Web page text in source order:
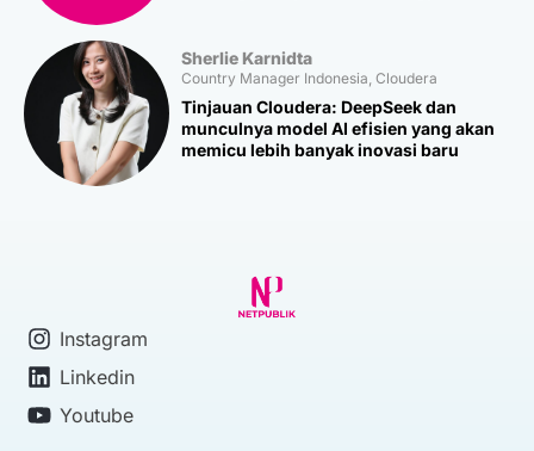
Sherlie Karnidta
Country Manager Indonesia, Cloudera
Tinjauan Cloudera: DeepSeek dan
munculnya model AI efisien yang akan
memicu lebih banyak inovasi baru
Instagram
Linkedin
Youtube